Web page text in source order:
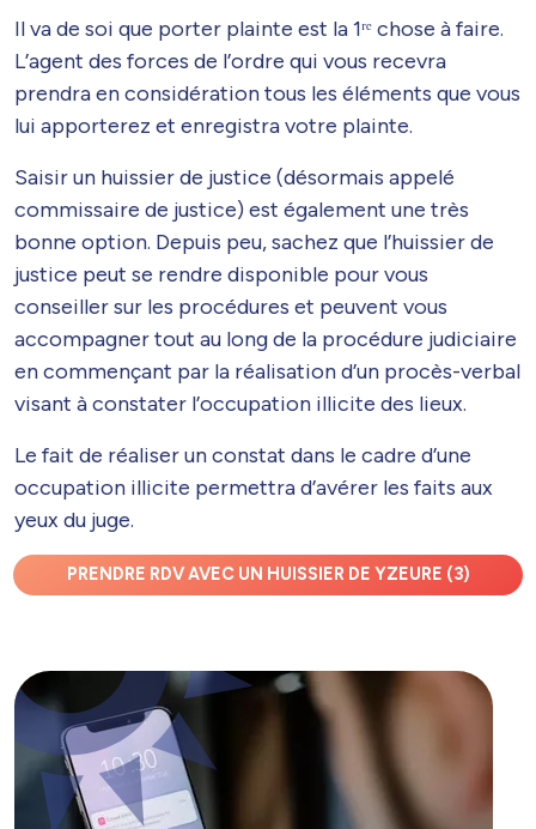
Il va de soi que porter plainte est la 1ʳᵉ chose à faire.
L’agent des forces de l’ordre qui vous recevra
prendra en considération tous les éléments que vous
lui apporterez et enregistra votre plainte.
Saisir un huissier de justice (désormais appelé
commissaire de justice) est également une très
bonne option. Depuis peu, sachez que l’huissier de
justice peut se rendre disponible pour vous
conseiller sur les procédures et peuvent vous
accompagner tout au long de la procédure judiciaire
en commençant par la réalisation d’un procès-verbal
visant à constater l’occupation illicite des lieux.
Le fait de réaliser un constat dans le cadre d’une
occupation illicite permettra d’avérer les faits aux
yeux du juge.
PRENDRE RDV AVEC UN HUISSIER DE YZEURE (3)